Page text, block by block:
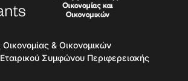
& Οικονομικών
Συμφώνου Περιφερειακής